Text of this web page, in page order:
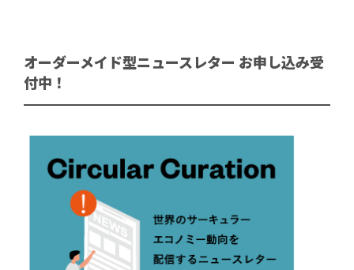
オーダーメイド型ニュースレター お申し込み受
付中！